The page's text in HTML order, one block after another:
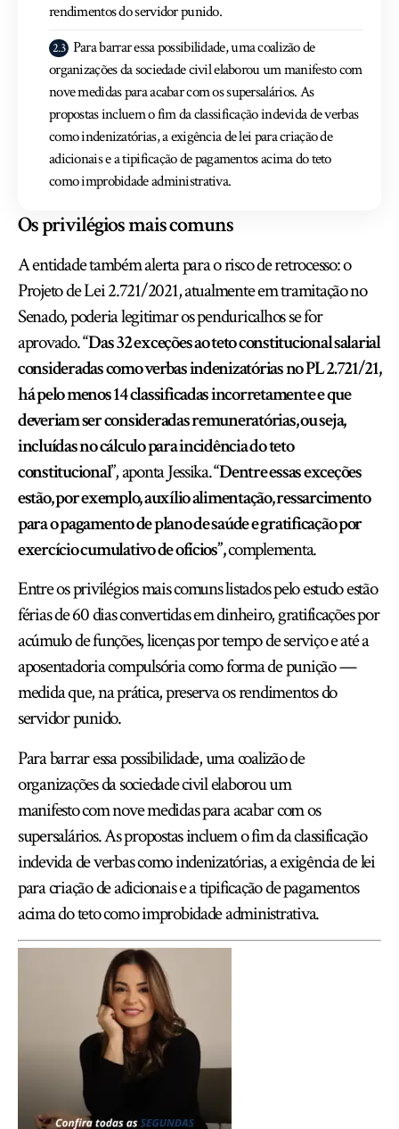
rendimentos do servidor punido.
Para barrar essa possibilidade, uma coalizão de
organizações da sociedade civil elaborou um manifesto com
nove medidas para acabar com os supersalários. As
propostas incluem o fim da classificação indevida de verbas
como indenizatórias, a exigência de lei para criação de
adicionais e a tipificação de pagamentos acima do teto
como improbidade administrativa.
Os privilégios mais comuns
A entidade também alerta para o risco de retrocesso: o
Projeto de Lei 2.721/2021, atualmente em tramitação no
Senado, poderia legitimar os penduricalhos se for
aprovado.“Das 32 exceções ao teto constitucional salarial
consideradas como verbas indenizatórias no PL 2.721/21,
há pelo menos 14 classificadas incorretamente e que
deveriam ser consideradas remuneratórias, ou seja,
incluídas no cálculo para incidência do teto
constitucional”, aponta Jessika.“Dentre essas exceções
estão, por exemplo, auxílio alimentação, ressarcimento
para o pagamento de plano de saúde e gratificação por
exercício cumulativo de ofícios”,complementa.
Entre os privilégios mais comuns listados pelo estudo estão
férias de 60 dias convertidas em dinheiro, gratificações por
acúmulo de funções, licenças por tempo de serviço e até a
aposentadoria compulsória como forma de punição —
medida que, na prática, preserva os rendimentos do
servidor punido.
Para barrar essa possibilidade, uma coalizão de
organizações da sociedade civil elaborou um
manifesto com nove medidas para acabar com os
supersalários. As propostas incluem o fim da classificação
indevida de verbas como indenizatórias, a exigência de lei
para criação de adicionais e a tipificação de pagamentos
acima do teto como improbidade administrativa.